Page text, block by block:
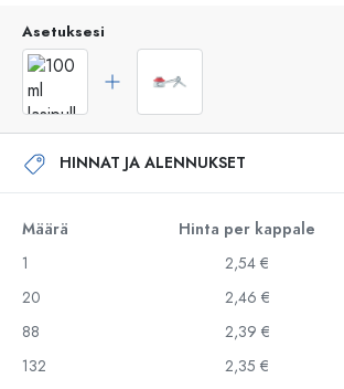
Asetuksesi
HINNAT JA ALENNUKSET
Määrä Hinta per kappale
1
2,54 €
20
2,46 €
88
2,39 €
132
2,35 €